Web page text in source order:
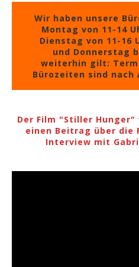
Wir haben unsere
Montag von 11-14
Dienstag von 11-16
und Donnerstag
weiterhin gilt:
Bürozeiten sind nach
Der Film "Stiller
einen Beitrag über die
Interview mit